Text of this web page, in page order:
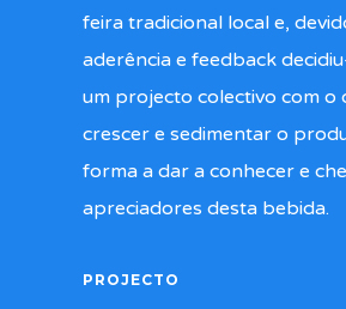
feira tradicional local e,
aderência e feedback
um projecto colectivo com o
crescer e sedimentar o
forma a dar a conhecer e
apreciadores desta bebida.
PROJECTO